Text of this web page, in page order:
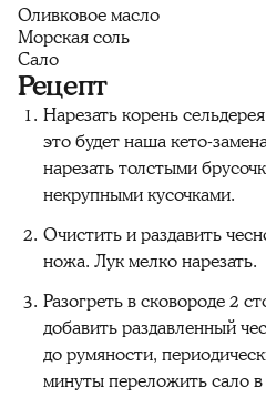
Оливковое масло
Морская соль
Сало
Рецепт
Нарезать корень
это будет наша кето-
нарезать толстыми
некрупными кусочками.
Очистить и раздавить
ножа. Лук мелко нарезать.
Разогреть в сковороде 2
добавить раздавленный
до румяности,
минуты переложить сало